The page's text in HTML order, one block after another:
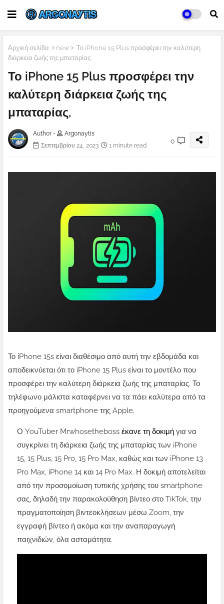
Αρχική σελίδα new
Το iPhone 15 Plus προσφέρει την καλύτερη
διάρκεια ζωής της μπαταρίας,
Το iPhone 15 Plus προσφέρει την
καλύτερη διάρκεια ζωής της
μπαταρίας,
Author -
Argonaytis
Σεπτεμβρίου 24, 2023
1 minute read
0
Το iPhone 15s είναι διαθέσιμο από αυτή την εβδομάδα και
αποδεικνύεται ότι το iPhone 15 Plus είναι το μοντέλο που
προσφέρει την καλύτερη διάρκεια ζωής της μπαταρίας. Το
τηλέφωνο μάλιστα καταφέρνει να τα πάει καλύτερα από τα
προηγούμενα smartphone της Apple.
Ο YouTuber Mrwhosetheboss έκανε τη δοκιμή για να
συγκρίνει τη διάρκεια ζωής της μπαταρίας των iPhone
15, 15 Plus, 15 Pro, 15 Pro Max, καθώς και των iPhone 13
Pro Max, iPhone 14 και 14 Pro Max. Η δοκιμή αποτελείται
από την προσομοίωση τυπικής χρήσης του smartphone
σας, δηλαδή την παρακολούθηση βίντεο στο TikTok, την
πραγματοποίηση βιντεοκλήσεων μέσω Zoom, την
εγγραφή βίντεο ή ακόμα και την αναπαραγωγή
παιχνιδιών, όλα ασταμάτητα.